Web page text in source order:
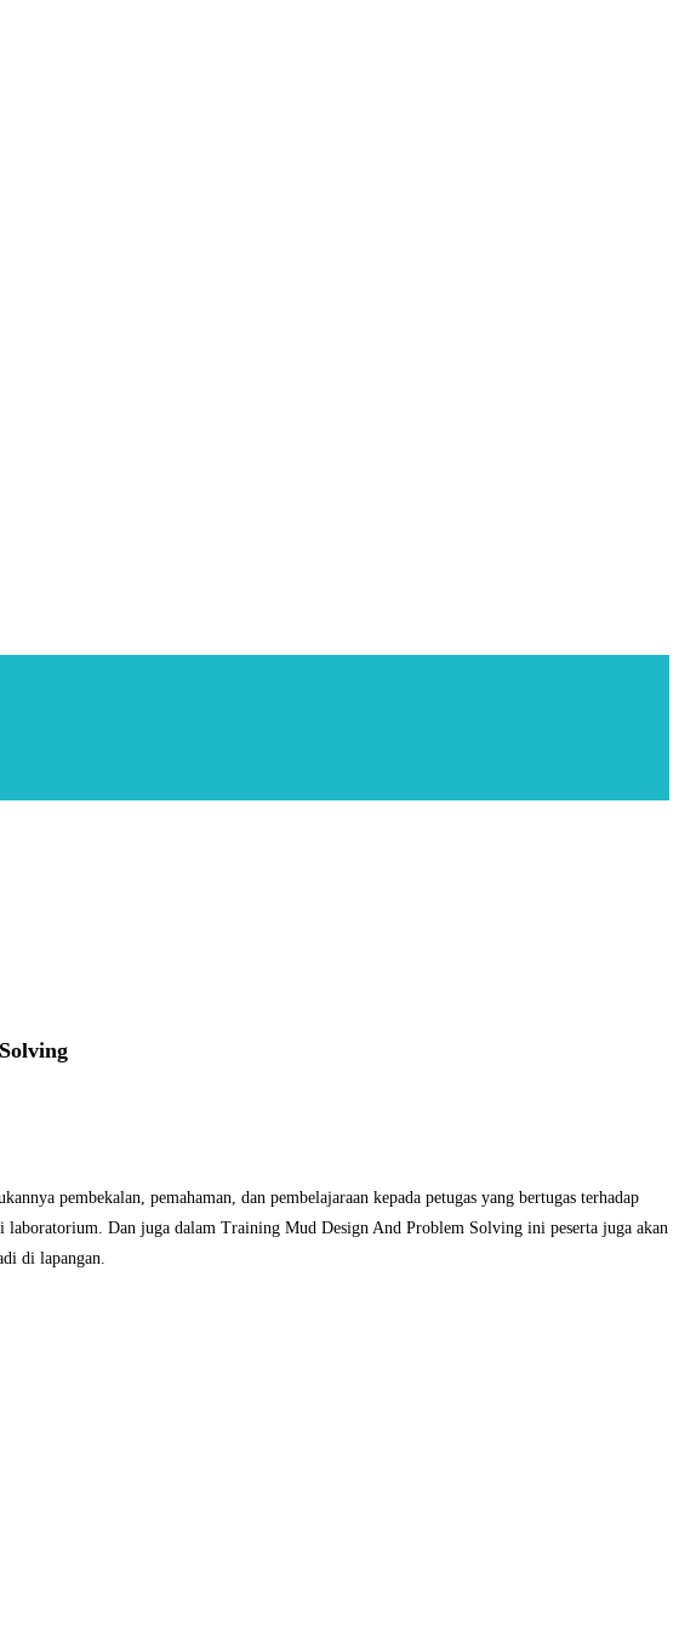
pembekalan, pemahaman, dan pembelajaraan kepada petugas yang bertugas terhadap
Dan juga dalam Training Mud Design And Problem Solving ini peserta juga akan
di lapangan.